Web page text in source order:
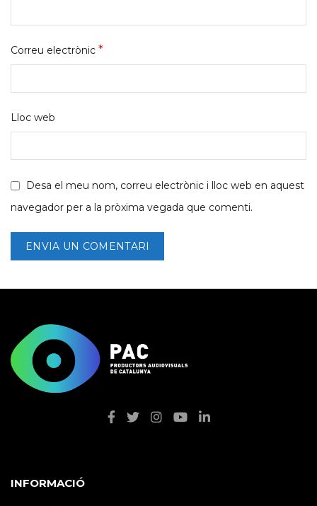
Correu electrònic *
Lloc web
Desa el meu nom, correu electrònic i lloc web en aquest
navegador per a la pròxima vegada que comenti.
INFORMACIÓ